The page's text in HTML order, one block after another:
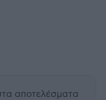
αποτελέσματα